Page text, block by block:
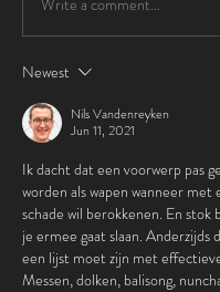
Newest
Nils Vandenreyken
Jun 11, 2021
Ik dacht dat een voorwerp pas
worden als wapen wanneer
schade wil berokkenen. En
je ermee gaat slaan. Anderzijds
een lijst moet zijn met
Messen, dolken, balisong,